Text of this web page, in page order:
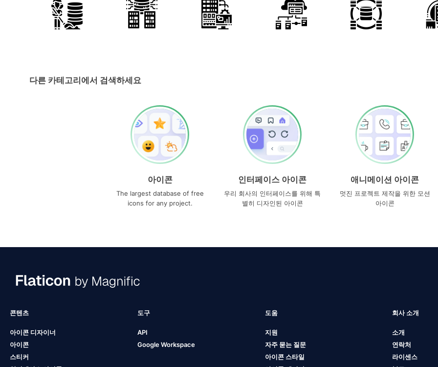
다른 카테고리에서 검색하세요
아이콘
The largest database of free
icons for any project.
인터페이스 아이콘
우리 회사의 인터페이스를 위해 특
별히 디자인된 아이콘
애니메이션 아이콘
멋진 프로젝트 제작을 위한 모션
아이콘
콘텐츠
아이콘 디자이너
아이콘
스티커
도구
API
Google Workspace
도움
지원
자주 묻는 질문
아이콘 스타일
회사 소개
소개
연락처
라이센스